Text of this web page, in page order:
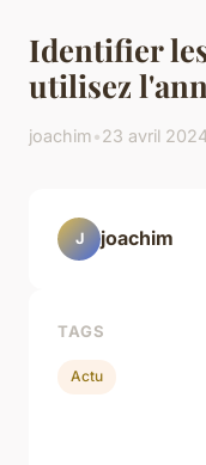
Identifier
utilisez
joachim•23 avril
J joachim
TAGS
Actu